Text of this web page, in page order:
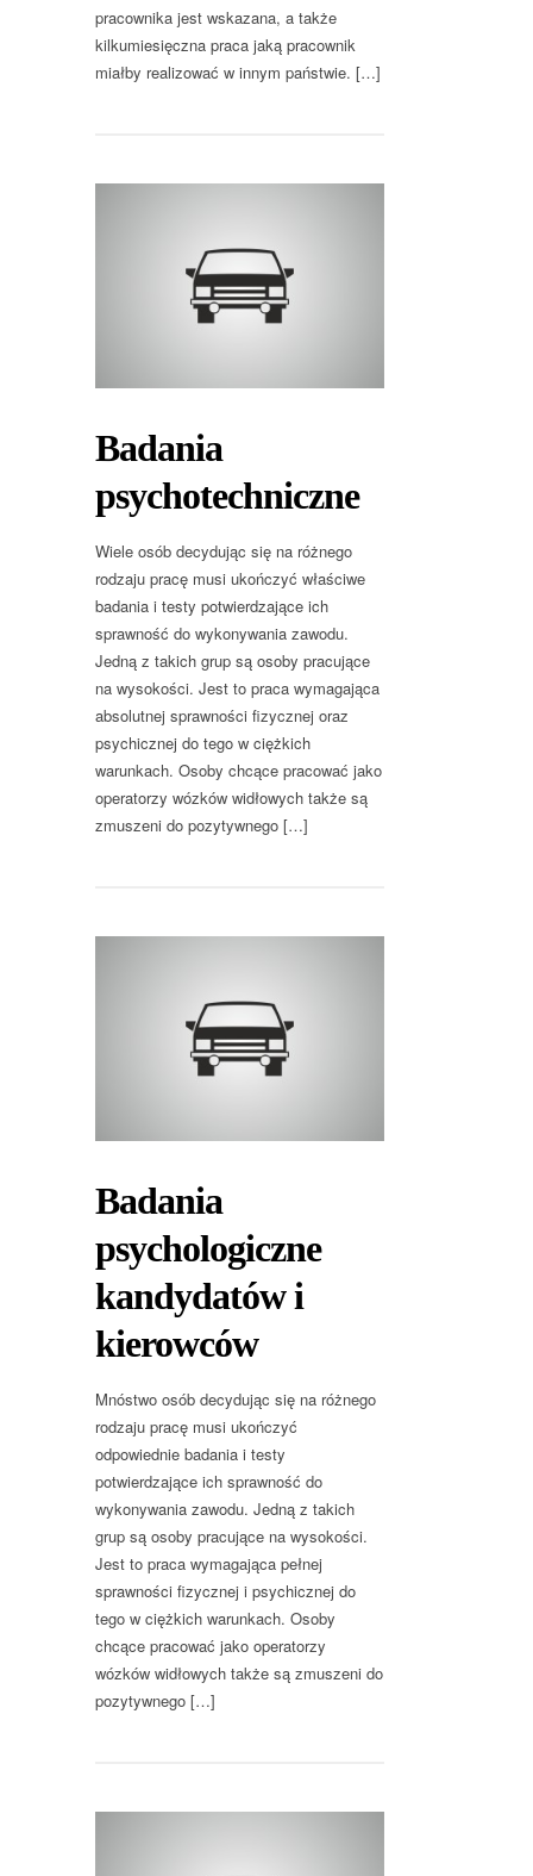
pracownika jest wskazana, a także
kilkumiesięczna praca jaką pracownik
miałby realizować w innym państwie. […]
Badania
psychotechniczne
Wiele osób decydując się na różnego
rodzaju pracę musi ukończyć właściwe
badania i testy potwierdzające ich
sprawność do wykonywania zawodu.
Jedną z takich grup są osoby pracujące
na wysokości. Jest to praca wymagająca
absolutnej sprawności fizycznej oraz
psychicznej do tego w ciężkich
warunkach. Osoby chcące pracować jako
operatorzy wózków widłowych także są
zmuszeni do pozytywnego […]
Badania
psychologiczne
kandydatów i
kierowców
Mnóstwo osób decydując się na różnego
rodzaju pracę musi ukończyć
odpowiednie badania i testy
potwierdzające ich sprawność do
wykonywania zawodu. Jedną z takich
grup są osoby pracujące na wysokości.
Jest to praca wymagająca pełnej
sprawności fizycznej i psychicznej do
tego w ciężkich warunkach. Osoby
chcące pracować jako operatorzy
wózków widłowych także są zmuszeni do
pozytywnego […]